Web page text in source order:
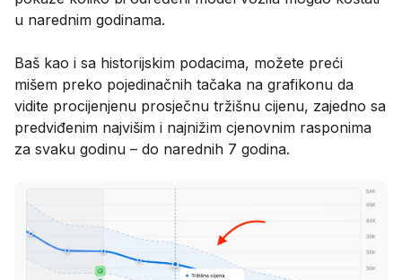
u narednim godinama.
Baš kao i sa historijskim podacima, možete preći
mišem preko pojedinačnih tačaka na grafikonu da
vidite procijenjenu prosječnu tržišnu cijenu, zajedno sa
predviđenim najvišim i najnižim cjenovnim rasponima
za svaku godinu – do narednih 7 godina.